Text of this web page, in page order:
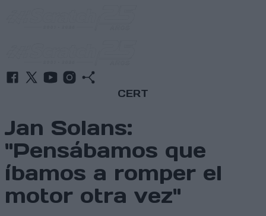
CERT
Jan Solans:
"Pensábamos que
íbamos a romper el
motor otra vez"